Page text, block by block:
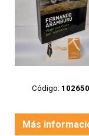
Código: 102650
Más